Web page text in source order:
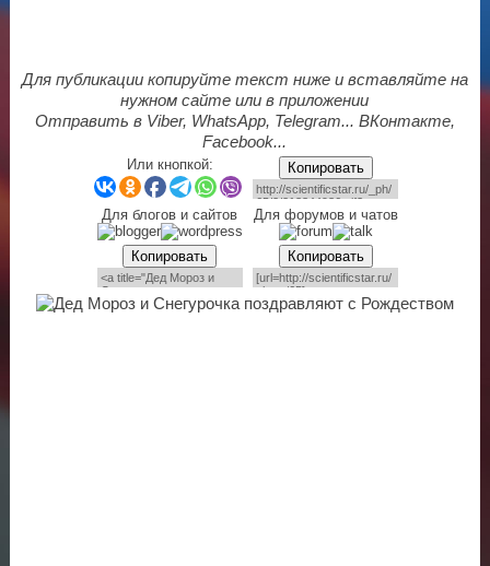
Для публикации копируйте текст ниже и вставляйте на
нужном сайте или в приложении
Отправить в Viber, WhatsApp, Telegram... ВКонтакте,
Facebook...
Или кнопкой: Копировать
Для блогов и сайтов Для форумов и чатов
Копировать Копировать